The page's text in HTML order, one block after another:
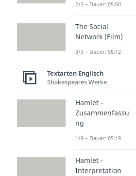
2/3 – Dauer: 05:00
The Social
Network (Film)
3/3 – Dauer: 05:12
Textarten Englisch
Shakespeares Werke
Hamlet -
Zusammenfassu
ng
1/9 – Dauer: 05:19
Hamlet -
Interpretation